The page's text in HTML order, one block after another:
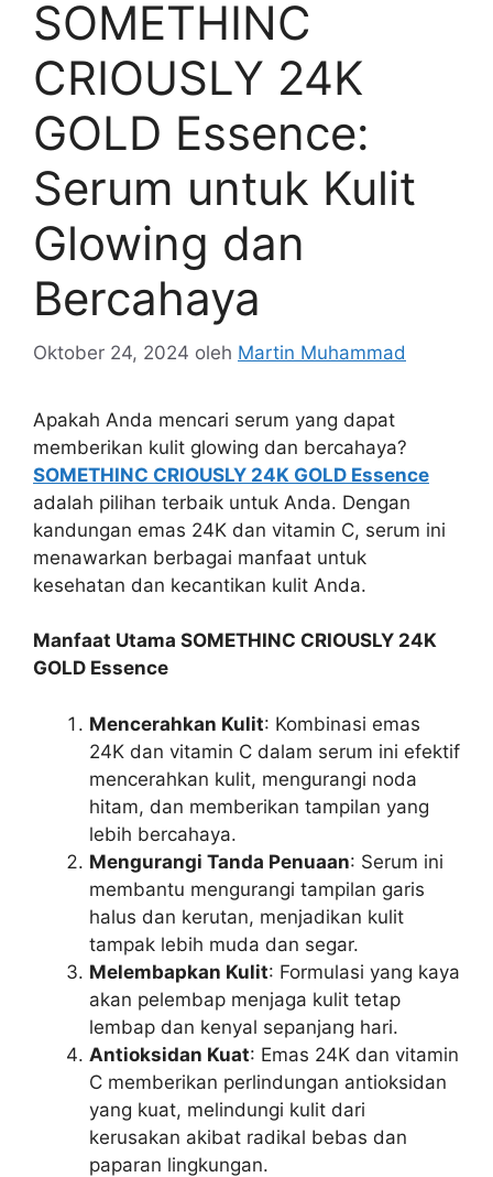
SOMETHINC
CRIOUSLY 24K
GOLD Essence:
Serum untuk Kulit
Glowing dan
Bercahaya
Oktober 24, 2024 oleh Martin Muhammad
Apakah Anda mencari serum yang dapat
memberikan kulit glowing dan bercahaya?
SOMETHINC CRIOUSLY 24K GOLD Essence
adalah pilihan terbaik untuk Anda. Dengan
kandungan emas 24K dan vitamin C, serum ini
menawarkan berbagai manfaat untuk
kesehatan dan kecantikan kulit Anda.
Manfaat Utama SOMETHINC CRIOUSLY 24K
GOLD Essence
Mencerahkan Kulit: Kombinasi emas
24K dan vitamin C dalam serum ini efektif
mencerahkan kulit, mengurangi noda
hitam, dan memberikan tampilan yang
lebih bercahaya.
Mengurangi Tanda Penuaan: Serum ini
membantu mengurangi tampilan garis
halus dan kerutan, menjadikan kulit
tampak lebih muda dan segar.
Melembapkan Kulit: Formulasi yang kaya
akan pelembap menjaga kulit tetap
lembap dan kenyal sepanjang hari.
Antioksidan Kuat: Emas 24K dan vitamin
C memberikan perlindungan antioksidan
yang kuat, melindungi kulit dari
kerusakan akibat radikal bebas dan
paparan lingkungan.